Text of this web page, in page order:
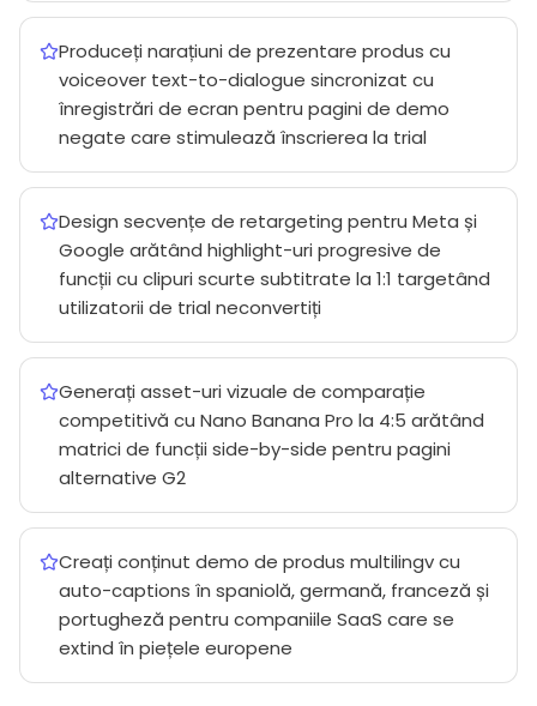
Produceți narațiuni de prezentare produs cu
voiceover text-to-dialogue sincronizat cu
înregistrări de ecran pentru pagini de demo
negate care stimulează înscrierea la trial
Design secvențe de retargeting pentru Meta și
Google arătând highlight-uri progresive de
funcții cu clipuri scurte subtitrate la 1:1 targetând
utilizatorii de trial neconvertiți
Generați asset-uri vizuale de comparație
competitivă cu Nano Banana Pro la 4:5 arătând
matrici de funcții side-by-side pentru pagini
alternative G2
Creați conținut demo de produs multilingv cu
auto-captions în spaniolă, germană, franceză și
portugheză pentru companiile SaaS care se
extind în piețele europene